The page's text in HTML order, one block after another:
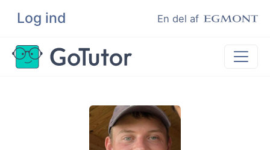
Log ind En del af
Søg
Lektiehjælp
Eksamenshjælp
Hjælp til ordblinde